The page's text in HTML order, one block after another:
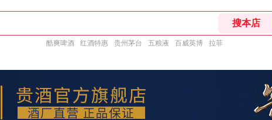
酷爽啤酒 红酒特惠 贵州茅台 五粮液 百威英博 拉菲